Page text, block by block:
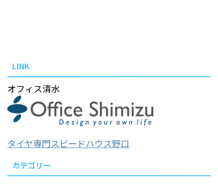
LINK
オフィス清水
タイヤ専門スピードハウス野口
カテゴリー